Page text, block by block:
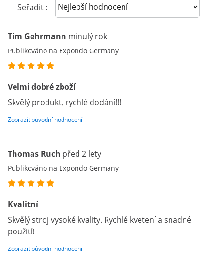
Seřadit : Sort reviews
Tim Gehrmann minulý rok
Publikováno na Expondo Germany
Velmi dobré zboží
Skvělý produkt, rychlé dodání!!!
Zobrazit původní hodnocení
Thomas Ruch před 2 lety
Publikováno na Expondo Germany
Kvalitní
Skvělý stroj vysoké kvality. Rychlé kvetení a snadné
použití!
Zobrazit původní hodnocení